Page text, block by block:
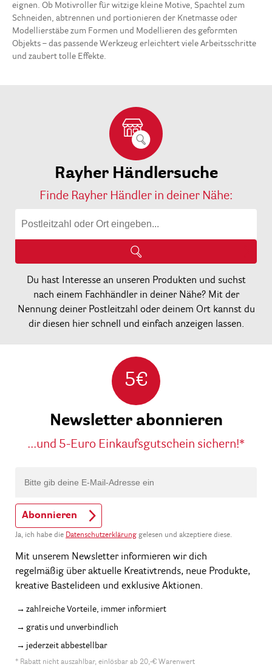
eignen. Ob Motivroller für witzige kleine Motive, Spachtel zum
Schneiden, abtrennen und portionieren der Knetmasse oder
Modellierstäbe zum Formen und Modellieren des geformten
Objekts – das passende Werkzeug erleichtert viele Arbeitsschritte
und zaubert tolle Effekte.
Rayher Händlersuche
Finde Rayher Händler in deiner Nähe:
Du hast Interesse an unseren Produkten und suchst
nach einem Fachhändler in deiner Nähe? Mit der
Nennung deiner Postleitzahl oder deinem Ort kannst du
dir diesen hier schnell und einfach anzeigen lassen.
5€
Newsletter abonnieren
...und 5-Euro Einkaufsgutschein sichern!*
Abonnieren
Ja, ich habe die Datenschutzerklärung gelesen und akzeptiere diese.
Mit unserem Newsletter informieren wir dich
regelmäßig über aktuelle Kreativtrends, neue Produkte,
kreative Bastelideen und exklusive Aktionen.
zahlreiche Vorteile, immer informiert
gratis und unverbindlich
jederzeit abbestellbar
* Rabatt nicht auszahlbar, einlösbar ab 20,-€ Warenwert